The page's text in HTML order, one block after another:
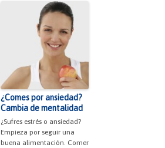
¿Comes por ansiedad?
Cambia de mentalidad
¿Sufres estrés o ansiedad?
Empieza por seguir una
buena alimentación. Comer